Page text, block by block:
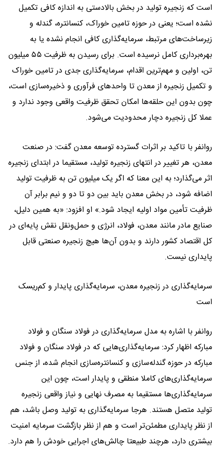
است که زنجیره تولید در بخش بالادستی به اندازه کافی تکمیل
نشده است؛ یعنی در حوزه تامین خوراک، کنسانتره، گندله و
زیرساخت‌های مرتبط، سرمایه‌گذاری کافی انجام نشده یا به
بهره‌برداری کامل نرسیده است. برای رسیدن به ظرفیت ۵۵ میلیون
تن، اولین و مهم‌ترین اقدام، سرمایه‌گذاری جدی در تامین خوراک
و تکمیل زنجیره از معدن تا واحدهای فرآوری و ذخیره‌سازی است،
چون بدون این حلقه‌ها امکان تحقق ظرفیت واقعی وجود ندارد و
عملا کل زنجیره دچار محدودیت می‌شود.
روانفر با تاکید بر اثرات گسترده توسعه معدن گفت: در صنعت
معدن، هر تغییر در انتهای زنجیره تولید، مستقیما در ابتدای زنجیره
اثر می‌گذارد؛ به این معنا که اگر یک میلیون تن به ظرفیت تولید
اضافه شود، در بخش معدن باید بین دو تا دو و نیم برابر آن
ظرفیت تأمین مواد اولیه ایجاد شود.» او افزود: «به همین دلیل،
صنایع مادر مانند معدن، فولاد، انرژی و حمل‌ونقل نقش پایه‌ای در
کل اقتصاد کشور دارند و بدون آن‌ها هیچ زنجیره صنعتی قابل
پایداری نیست.
سرمایه‌گذاری در زنجیره معدن، سرمایه‌گذاری پایدار و کم‌ریسک
است
روانفر با اشاره به مدل سرمایه‌گذاری در فولاد سنگان و فولاد
مبارکه اظهار کرد: سرمایه‌گذاری‌هایی که در فولاد سنگان و فولاد
مبارکه در حوزه گندله‌سازی و کنسانتره‌سازی انجام شده، از جنس
سرمایه‌گذاری‌های کاملا منطقی و پایدار است، چون این
سرمایه‌گذاری‌ها مستقیما به مصرف نهایی و نیاز واقعی زنجیره
تولید متصل هستند. هرجا سرمایه‌گذاری به تولید وصل باشد، هم
از نظر پایداری مطمئن‌تر است و هم از نظر بازگشت سرمایه امنیت
بیشتری دارد، هرچند طبیعتا چالش‌های اجرایی خودش را هم دارد.